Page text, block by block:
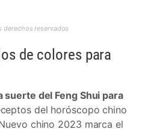
derechos reservados
de colores para
suerte del Feng Shui para
del horóscopo chino
chino 2023 marca el